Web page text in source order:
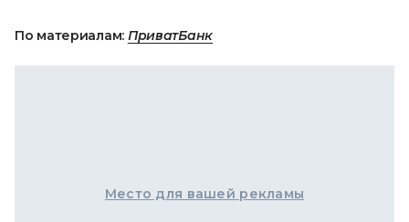
По материалам: ПриватБанк
Место для вашей рекламы